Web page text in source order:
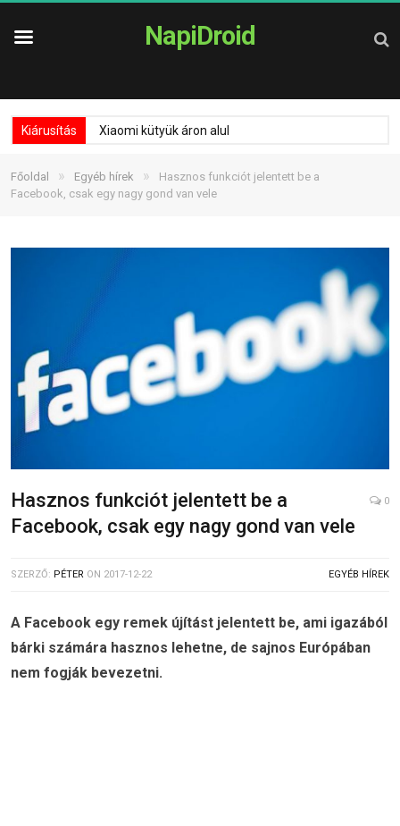
NapiDroid
Kiárusítás Xiaomi kütyük áron alul
Főoldal » Egyéb hírek »
Hasznos funkciót jelentett be a
Facebook, csak egy nagy gond van vele
Hasznos funkciót jelentett be a
Facebook, csak egy nagy gond van vele
0
SZERZŐ: PÉTER ON 2017-12-22 EGYÉB HÍREK
A Facebook egy remek újítást jelentett be, ami igazából
bárki számára hasznos lehetne, de sajnos Európában
nem fogják bevezetni.